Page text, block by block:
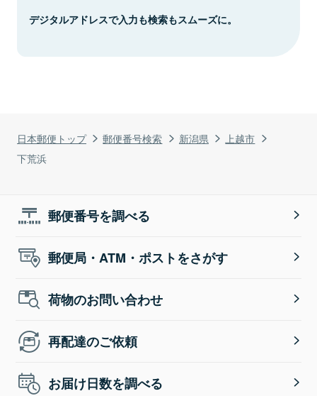
日本郵便トップ 郵便番号検索 新潟県
上越市
下荒浜
デジタルアドレスで入力も検索もスムーズに。
郵便番号を調べる
郵便局・ATM・ポストをさがす
荷物のお問い合わせ
再配達のご依頼
お届け日数を調べる